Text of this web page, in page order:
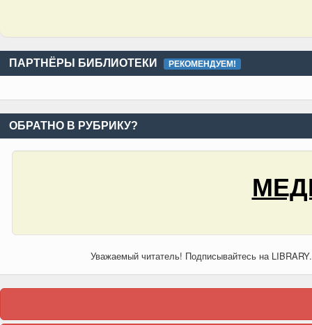
ПАРТНЁРЫ БИБЛИОТЕКИ РЕКОМЕНДУЕМ!
ОБРАТНО В РУБРИКУ?
Уважаемый читатель! Подписывайтесь на